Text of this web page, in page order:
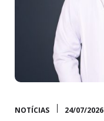
NOTÍCIAS 24/07/2026